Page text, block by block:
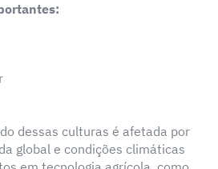
dessas culturas é afetada por
global e condições climáticas